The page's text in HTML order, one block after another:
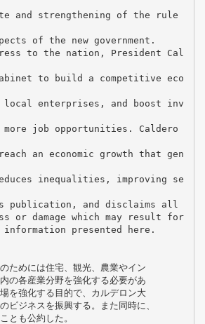
and strengthening of the rule
of the new government.
to the nation, President Cal
to build a competitive eco
enterprises, and boost inv
job opportunities. Caldero
an economic growth that gen
inequalities, improving se
publication, and disclaims all
damage which may result for
presented here.
ためには住宅、観光、農業やイン
の各産業分野を強化する必要があ
を強化する目的で、カルデロン大
ビジネスを振興する。また同時に、
とも公約した。